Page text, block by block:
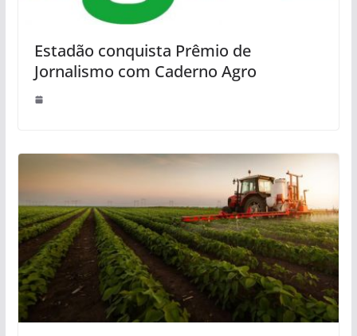
Estadão conquista Prêmio de
Jornalismo com Caderno Agro